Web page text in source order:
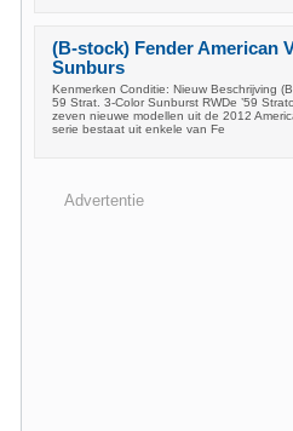
(B-stock) Fender American
Sunburs
Kenmerken Conditie: Nieuw Beschrijving
59 Strat. 3-Color Sunburst RWDe ’59
zeven nieuwe modellen uit de 2012
serie bestaat uit enkele van Fe
Advertentie